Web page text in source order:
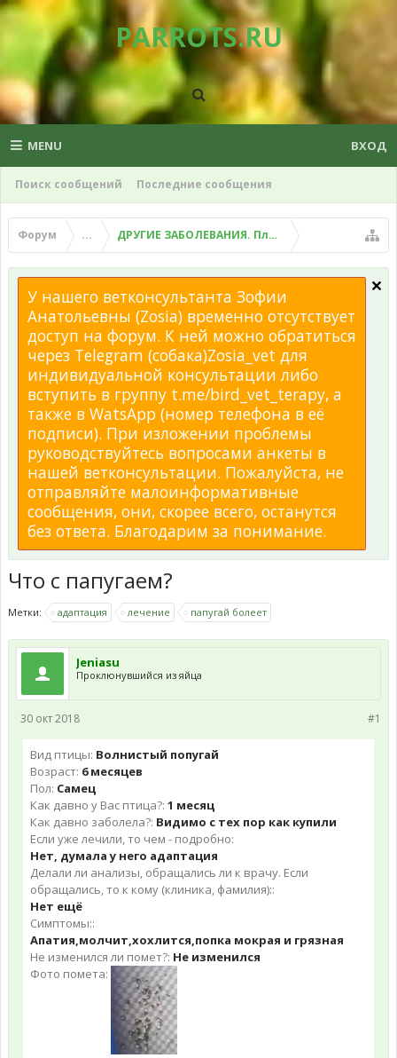
PARROTS.RU
MENU
Поиск сообщений Последние сообщения
ВХОД
Форум ... ДРУГИЕ ЗАБОЛЕВАНИЯ. Плохой помет, рвота и
У нашего ветконсультанта Зофии
Анатольевны (Zosia) временно отсутствует
доступ на форум. К ней можно обратиться
через Telegram (собака)Zosia_vet для
индивидуальной консультации либо
вступить в группу t.me/bird_vet_terapy, а
также в WatsApp (номер телефона в её
подписи). При изложении проблемы
руководствуйтесь вопросами анкеты в
нашей ветконсультации. Пожалуйста, не
отправляйте малоинформативные
сообщения, они, скорее всего, останутся
без ответа. Благодарим за понимание.
Что с папугаем?
Метки: адаптация лечение папугай болеет
Jeniasu
Проклюнувшийся из яйца
#1
30 окт 2018
Вид птицы: Волнистый попугай
Возраст: 6 месяцев
Пол: Самец
Как давно у Вас птица?: 1 месяц
Как давно заболела?: Видимо с тех пор как купили
Если уже лечили, то чем - подробно:
Нет, думала у него адаптация
Делали ли анализы, обращались ли к врачу. Если
обращались, то к кому (клиника, фамилия)::
Нет ещё
Симптомы::
Апатия,молчит,хохлится,попка мокрая и грязная
Не изменился ли помет?: Не изменился
Фото помета: